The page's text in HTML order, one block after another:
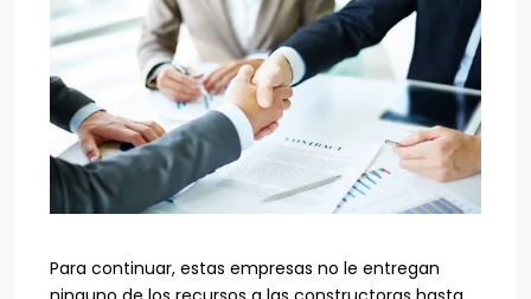
Para continuar, estas empresas no le entregan